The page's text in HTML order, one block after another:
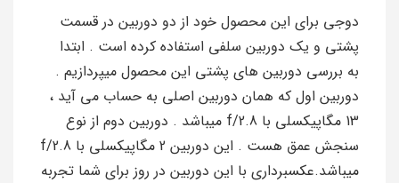
دوجی برای این محصول خود از دو دوربین در قسمت
پشتی و یک دوربین سلفی استفاده کرده است . ابتدا
به بررسی دوربین های پشتی این محصول میپردازیم .
دوربین اول که همان دوربین اصلی به حساب می آید ،
13 مگاپیکسلی با f/2.8 میباشد . دوربین دوم از نوع
سنجش عمق هست . این دوربین 2 مگاپیکسلی با f/2.8
میباشد.عکسبرداری با این دوربین در روز برای شما تجربه